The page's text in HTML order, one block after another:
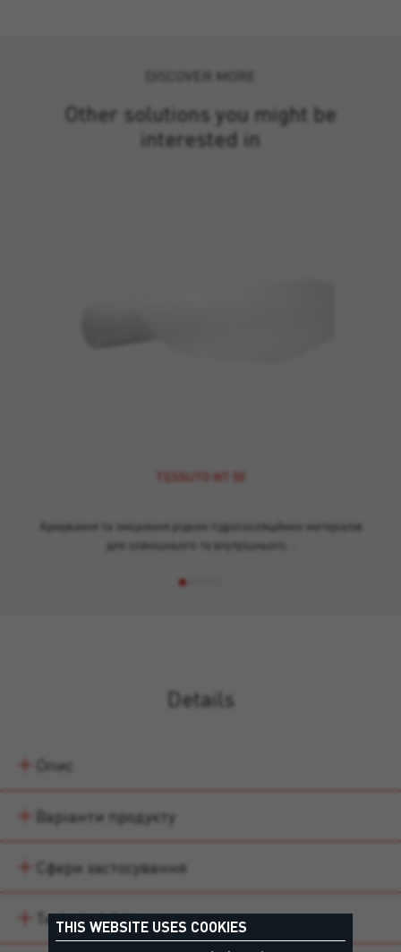
DISCOVER MORE
Other solutions you might be
interested in
TESSUTO NT 50
Армування та зміцнення рідких гідроізоляційних матеріалів
для зовнішнього та внутрішнього…
Details
Опис
Варіанти продукту
Сфери застосування
Technical data
THIS WEBSITE USES COOKIES